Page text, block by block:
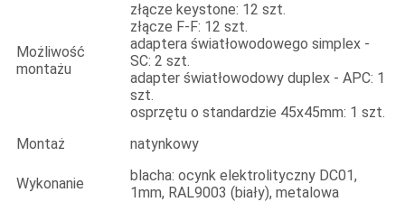
Możliwość
montażu
złącze keystone: 12 szt.
złącze F-F: 12 szt.
adaptera światłowodowego simplex -
SC: 2 szt.
adapter światłowodowy duplex - APC: 1
szt.
osprzętu o standardzie 45x45mm: 1 szt.
Montaż
natynkowy
Wykonanie
blacha: ocynk elektrolityczny DC01,
1mm, RAL9003 (biały), metalowa